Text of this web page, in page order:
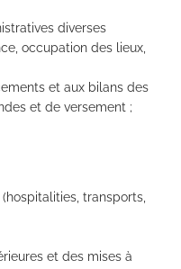
diverses
occupation des lieux,
et aux bilans des
et de versement ;
transports,
et des mises à